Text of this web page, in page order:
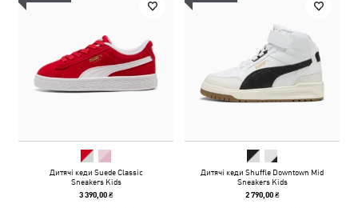
Дитячі кеди Suede Classic
Sneakers Kids
3 390,00 ₴
Дитячі кеди Shuffle Downtown Mid
Sneakers Kids
2 790,00 ₴